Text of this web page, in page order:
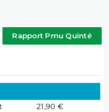
Rapport Pmu Quinté
21,90 €